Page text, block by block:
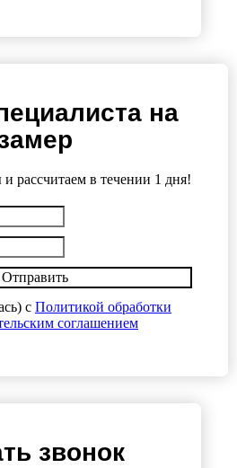
на
рассчитаем в течении 1 дня!
Отправить
с Политикой обработки
соглашением
звонок